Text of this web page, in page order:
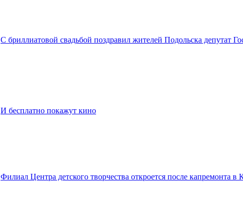
С бриллиатовой свадьбой поздравил жителей Подольска депутат
И бесплатно покажут кино
Филиал Центра детского творчества откроется после капремонта в